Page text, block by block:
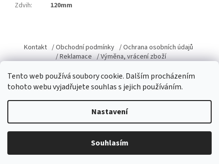
Tento web používá soubory cookie. Dalším procházením
tohoto webu vyjadřujete souhlas s jejich používáním.
Nastavení
Souhlasím
Zdvih: 120mm
p
a
Kontakt / Obchodní podmínky / Ochrana osobních údajů
/ Reklamace / Výměna, vrácení zboží
Copyright 2026Domacky.cz. Všechna práva vyhrazena.Upravit
nastavení cookies